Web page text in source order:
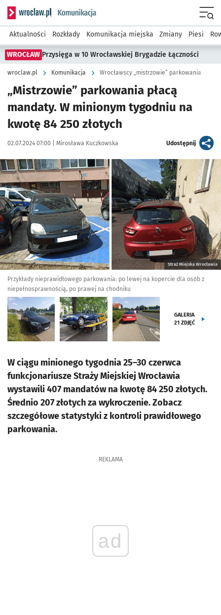
Serwis informacyjny wroclaw.pl podserwis: Komunikacja
Aktualności Rozkłady Komunikacja miejska Zmiany Piesi
WROCŁAW Przysięga w 10 Wrocławskiej Brygadzie Łączności
wroclaw.pl Komunikacja Wrocławscy „mistrzowie” parkowania
„Mistrzowie” parkowania płacą
mandaty. W minionym tygodniu na
kwotę 84 250 złotych
Data publikacji:
02.07.2024 07:00 | Autor:
Mirosława Kuczkowska Udostępnijartykuł
Kliknij, aby zobaczyć galerię
Straż Miejska Wrocławia
Przykłady nieprawidłowego parkowania: po lewej na kopercie dla osób z
niepełnosprawnością, po prawej na chodniku
GALERIA
21 ZDJĘĆ
W ciągu minionego tygodnia 25–30 czerwca
funkcjonariusze Straży Miejskiej Wrocławia
wystawili 407 mandatów na kwotę 84 250 złotych.
Średnio 207 złotych za wykroczenie. Zobacz
szczegółowe statystyki z kontroli prawidłowego
parkowania.
REKLAMA
ad